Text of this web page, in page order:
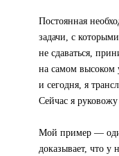
Постоянная
задачи, с
не сдаваться,
на самом высоком
и сегодня, я
Сейчас я
Мой пример —
доказывает, что у